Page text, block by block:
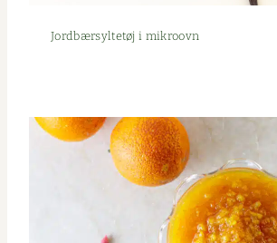
Jord­bær­syl­tetøj i mikroovn